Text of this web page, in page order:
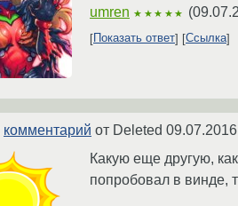
umren ★★★★★ (
Показать ответ Ссылка
комментарий от Deleted
Какую еще другую,
попробовал в винде,